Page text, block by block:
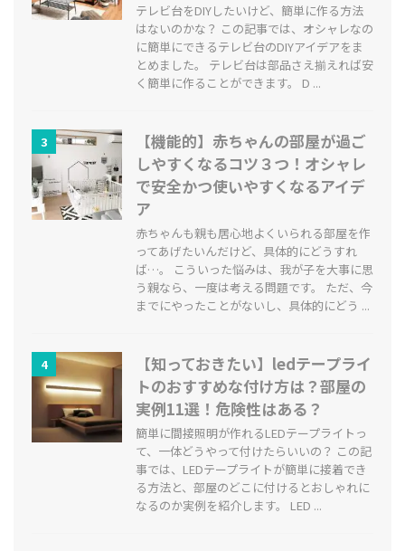
テレビ台をDIYしたいけど、簡単に作る方法
はないのかな？ この記事では、オシャレなの
に簡単にできるテレビ台のDIYアイデアをま
とめました。 テレビ台は部品さえ揃えれば安
く簡単に作ることができます。 D ...
3
【機能的】赤ちゃんの部屋が過ご
しやすくなるコツ３つ！オシャレ
で安全かつ使いやすくなるアイデ
ア
赤ちゃんも親も居心地よくいられる部屋を作
ってあげたいんだけど、具体的にどうすれ
ば…。 こういった悩みは、我が子を大事に思
う親なら、一度は考える問題です。 ただ、今
までにやったことがないし、具体的にどう ...
4
【知っておきたい】ledテープライ
トのおすすめな付け方は？部屋の
実例11選！危険性はある？
簡単に間接照明が作れるLEDテープライトっ
て、一体どうやって付けたらいいの？ この記
事では、LEDテープライトが簡単に接着でき
る方法と、部屋のどこに付けるとおしゃれに
なるのか実例を紹介します。 LED ...